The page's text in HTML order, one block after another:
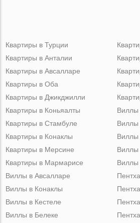
Квартиры в Турции
Квартиры в Анталии
Квартиры в Авсалларе
Квартиры в Оба
Квартиры в Джикджилли
Квартиры в Коньяалты
Квартиры в Стамбуле
Квартиры в Конаклы
Квартиры в Мерсине
Квартиры в Мармарисе
Виллы
Виллы
Виллы
Виллы
Виллы
Виллы в Авсалларе
Виллы в Конаклы
Виллы в Кестеле
Виллы в Белеке